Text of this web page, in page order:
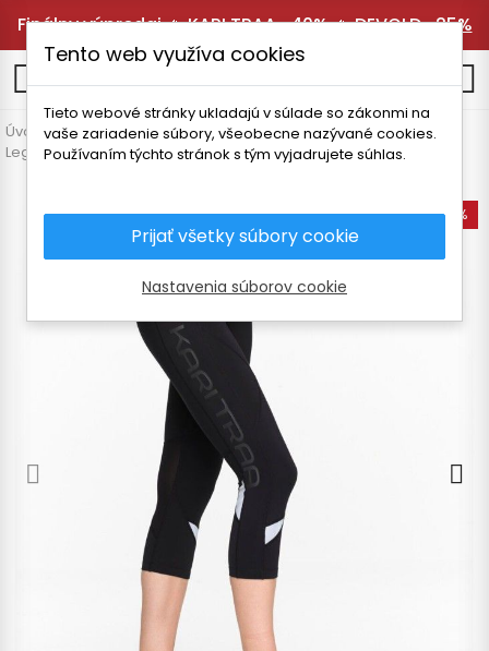
Finálny výpredaj 🔥KARI TRAA -40%🔥DEVOLD -25%
Úvodná stránka Dámske oblečenie
Nohavice a legíny
Legíny
KARI TRAA LOUISE 2.0 3/4 DÁMSKE LEGÍNY
-60%
Tento web využíva cookies
Tieto webové stránky ukladajú v súlade so zákonmi na
vaše zariadenie súbory, všeobecne nazývané cookies.
Používaním týchto stránok s tým vyjadrujete súhlas.
Prijať všetky súbory cookie
Nastavenia súborov cookie